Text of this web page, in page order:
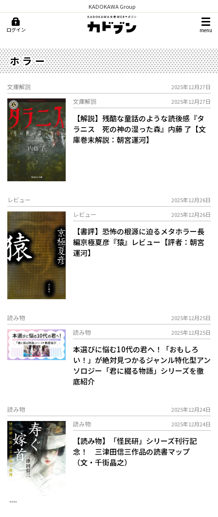
KADOKAWA Group
ログイン menu
ホラー
文庫解説 2025年12月27日
文庫解説 2025年12月27日
【解説】残酷な童話のような読後感――『タ
ラニス 死の神の湿った森』内藤 了【文
庫巻末解説：朝宮運河】
レビュー 2025年12月26日
レビュー 2025年12月26日
【書評】恐怖の根源に迫るメタホラー長
編――京極夏彦『猿』レビュー【評者：朝宮
運河】
読み物 2025年12月25日
読み物 2025年12月25日
本選びに悩む10代の君へ！「おもしろ
い！」が絶対見つかるジャンル特化型アン
ソロジー「君に綴る物語」シリーズを徹
底紹介
読み物 2025年12月24日
読み物 2025年12月24日
【読み物】「怪民研」シリーズ刊行記
念！ 三津田信三作品の読書マップ
（文・千街晶之）